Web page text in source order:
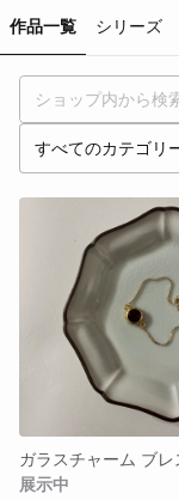
作品一覧 シリーズ
ガラスチャーム ブレ
展示中